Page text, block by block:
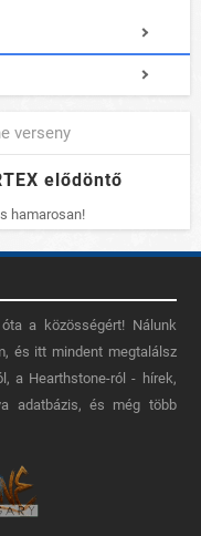
verseny
elődöntő
hamarosan!
a közösségért! Nálunk
és itt mindent megtalálsz
a Hearthstone-ról - hírek,
adatbázis, és még több